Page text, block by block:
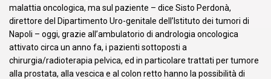
malattia oncologica, ma sul paziente – dice Sisto Perdonà,
direttore del Dipartimento Uro-genitale dell’Istituto dei tumori di
Napoli – oggi, grazie all’ambulatorio di andrologia oncologica
attivato circa un anno fa, i pazienti sottoposti a
chirurgia/radioterapia pelvica, ed in particolare trattati per tumore
alla prostata, alla vescica e al colon retto hanno la possibilità di